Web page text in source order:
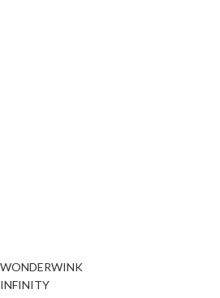
WONDERWINK
INFINITY